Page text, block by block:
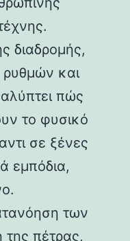
διαδρομής,
ρυθμών και
πώς
το φυσικό
σε ξένες
εμπόδια,
των
της πέτρας,